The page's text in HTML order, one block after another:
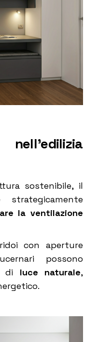
sostenibile, il
la ventilazione
con aperture
possono
di luce naturale,